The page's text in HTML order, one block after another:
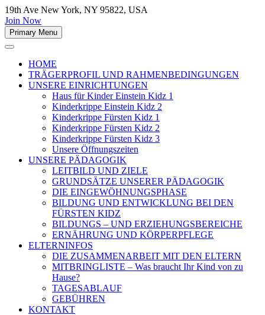
19th Ave New York, NY 95822, USA
Join Now
Primary Menu
HOME
TRÄGERPROFIL UND RAHMENBEDINGUNGEN
UNSERE EINRICHTUNGEN
Haus für Kinder Einstein Kidz 1
Kinderkrippe Einstein Kidz 2
Kinderkrippe Fürsten Kidz 1
Kinderkrippe Fürsten Kidz 2
Kinderkrippe Fürsten Kidz 3
Unsere Öffnungszeiten
UNSERE PÄDAGOGIK
LEITBILD UND ZIELE
GRUNDSÄTZE UNSERER PÄDAGOGIK
DIE EINGEWÖHNUNGSPHASE
BILDUNG UND ENTWICKLUNG BEI DEN
FÜRSTEN KIDZ
BILDUNGS – UND ERZIEHUNGSBEREICHE
ERNÄHRUNG UND KÖRPERPFLEGE
ELTERNINFOS
DIE ZUSAMMENARBEIT MIT DEN ELTERN
MITBRINGLISTE – Was braucht Ihr Kind von zu
Hause?
TAGESABLAUF
GEBÜHREN
KONTAKT